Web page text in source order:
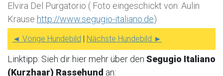
Elvira Del Purgatorio ( Foto eingeschickt von: Aulin
Krause http://www.segugio-italiano.de)
◄ Vorige Hundebild Nächste Hundebild ►
Linktipp: Sieh dir hier mehr über den Segugio Italiano
(Kurzhaar) Rassehund an: